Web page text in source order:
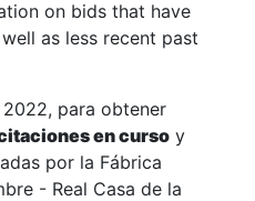
on bids that have
as less recent past
para obtener
en curso y
por la Fábrica
- Real Casa de la